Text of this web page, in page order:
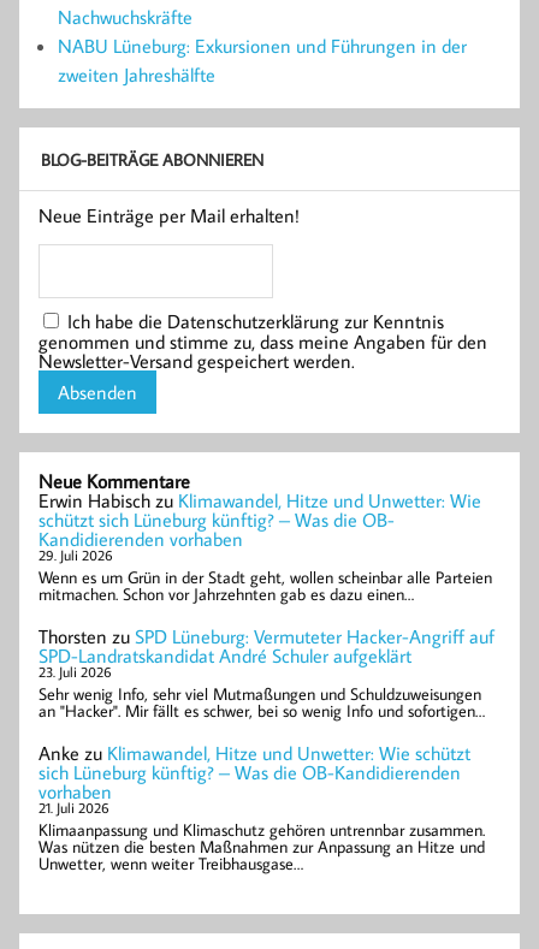
Nachwuchskräfte
NABU Lüneburg: Exkursionen und Führungen in der
zweiten Jahreshälfte
BLOG-BEITRÄGE ABONNIEREN
Neue Einträge per Mail erhalten!
Ich habe die Datenschutzerklärung zur Kenntnis
genommen und stimme zu, dass meine Angaben für den
Newsletter-Versand gespeichert werden.
Neue Kommentare
Erwin Habisch zu Klimawandel, Hitze und Unwetter: Wie
schützt sich Lüneburg künftig? – Was die OB-
Kandidierenden vorhaben
29. Juli 2026
Wenn es um Grün in der Stadt geht, wollen scheinbar alle Parteien
mitmachen. Schon vor Jahrzehnten gab es dazu einen…
Thorsten zu SPD Lüneburg: Vermuteter Hacker-Angriff auf
SPD-Landratskandidat André Schuler aufgeklärt
23. Juli 2026
Sehr wenig Info, sehr viel Mutmaßungen und Schuldzuweisungen
an "Hacker". Mir fällt es schwer, bei so wenig Info und sofortigen…
Anke zu Klimawandel, Hitze und Unwetter: Wie schützt
sich Lüneburg künftig? – Was die OB-Kandidierenden
vorhaben
21. Juli 2026
Klimaanpassung und Klimaschutz gehören untrennbar zusammen.
Was nützen die besten Maßnahmen zur Anpassung an Hitze und
Unwetter, wenn weiter Treibhausgase…